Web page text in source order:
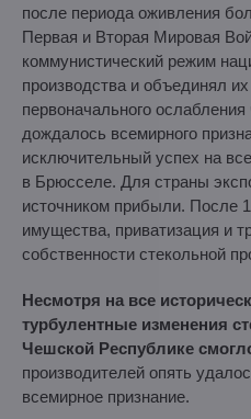
после периода оживления
Первая и Вторая Мировая
коммунистический режим
производства и объединял
первоначального
дождалось всемирного
исключительный успех на
в Брюсселе. Для страны
источником прибыли. После
имущества, приватизация и
собственности стекольной
Несмотря на все
турбулентные изменения
Чешской Республике
производителей опять
всемирное признание.